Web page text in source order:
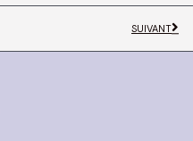
SUIVANT